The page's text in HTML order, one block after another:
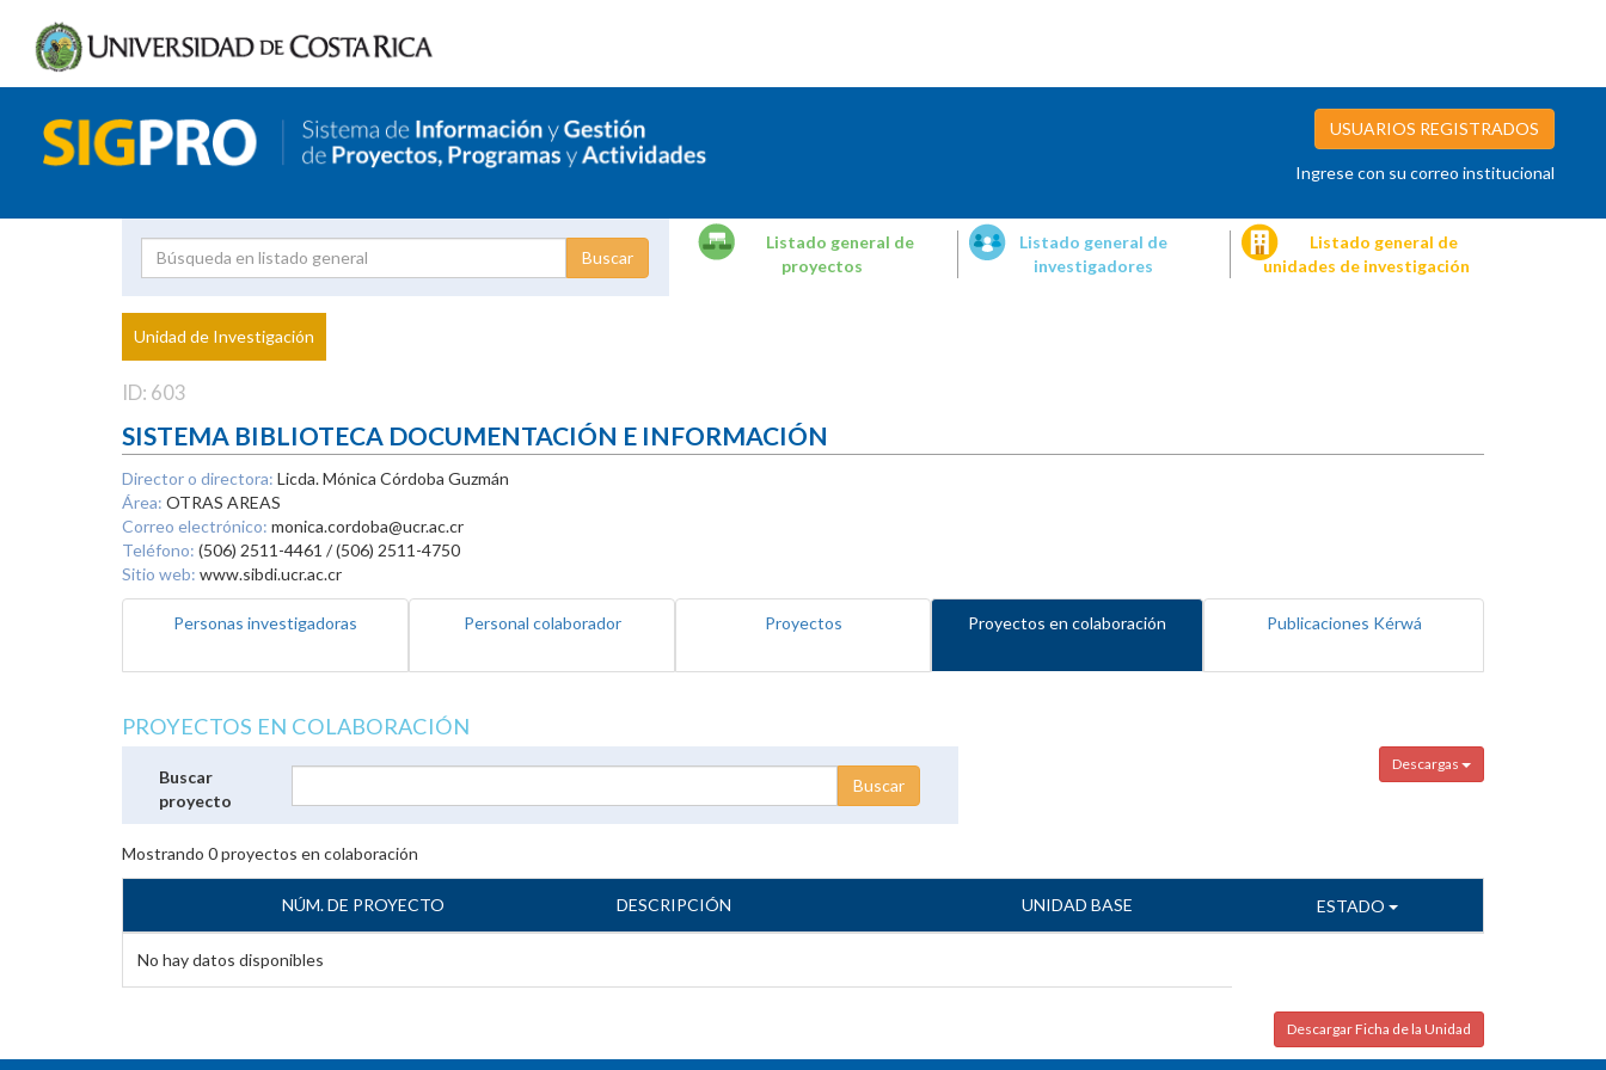
USUARIOS REGISTRADOS
Ingrese con su correo institucional
Proyecto
Investigador
Listado general de
proyectos
Listado general de
investigadores
Listado general de
unidades de investigación
Unidad de Investigación
ID: 603
SISTEMA BIBLIOTECA DOCUMENTACIÓN E INFORMACIÓN
Director o directora: Licda. Mónica Córdoba Guzmán
Área: OTRAS AREAS
Correo electrónico: monica.cordoba@ucr.ac.cr
Teléfono: (506) 2511-4461 / (506) 2511-4750
Sitio web: www.sibdi.ucr.ac.cr
Personas investigadoras Personal colaborador Proyectos Proyectos en colaboración Publicaciones Kérwá
PROYECTOS EN COLABORACIÓN
Descargas
Buscar
proyecto
Mostrando 0proyectos en colaboración
NÚM. DE PROYECTO DESCRIPCIÓN UNIDAD BASE ESTADO
No hay datos disponibles
Descargar Ficha de la Unidad